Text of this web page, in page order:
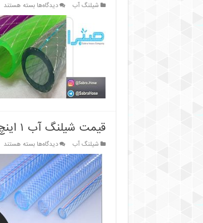
شیلنگ آب دیدگاه‌هابرای
قیمت
شیلنگ
آب
دو
اینچ
(نمره
۶
–
حلقه
۲۰
بسته هستند
قیمت شیلنگ آب ۱ اینچ در بازار تهران
شیلنگ آب دیدگاه‌هابرای
قیمت
شیلنگ
آب
۱
اینچ
در
بازار
بسته هستند